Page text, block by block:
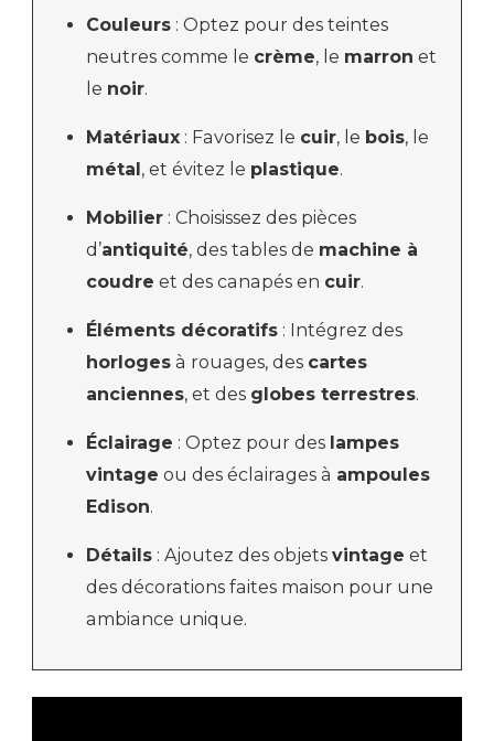
Couleurs: Optez pour des teintes
neutres comme le crème, le marron et
le noir.
Matériaux: Favorisez le cuir, le bois, le
métal, et évitez le plastique.
Mobilier: Choisissez des pièces
d’antiquité, des tables de machine à
coudre et des canapés en cuir.
Éléments décoratifs: Intégrez des
horlogesà rouages, des cartes
anciennes, et des globes terrestres.
Éclairage : Optez pour des lampes
vintage ou des éclairages à ampoules
Edison.
Détails: Ajoutez des objets vintage et
des décorations faites maison pour une
ambiance unique.